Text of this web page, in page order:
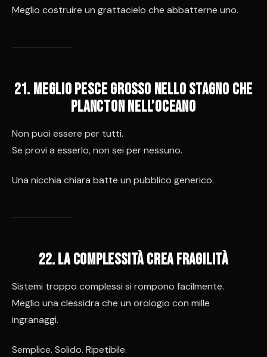
Meglio costruire un grattacielo che abbatterne uno.
21. Meglio pesce grosso nello stagno che
plancton nell’oceano
Non puoi essere per tutti.
Se provi a esserlo, non sei per nessuno.
Una nicchia chiara batte un pubblico generico.
22. La complessità crea fragilità
Sistemi troppo complessi si rompono facilmente.
Meglio una clessidra che un orologio con mille
ingranaggi.
Semplice. Solido. Ripetibile.